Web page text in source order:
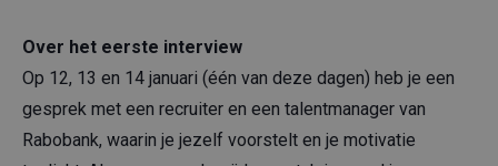
Over het eerste interview
Op 12, 13 en 14 januari (één van deze dagen) heb je een
gesprek met een recruiter en een talentmanager van
Rabobank, waarin je jezelf voorstelt en je motivatie